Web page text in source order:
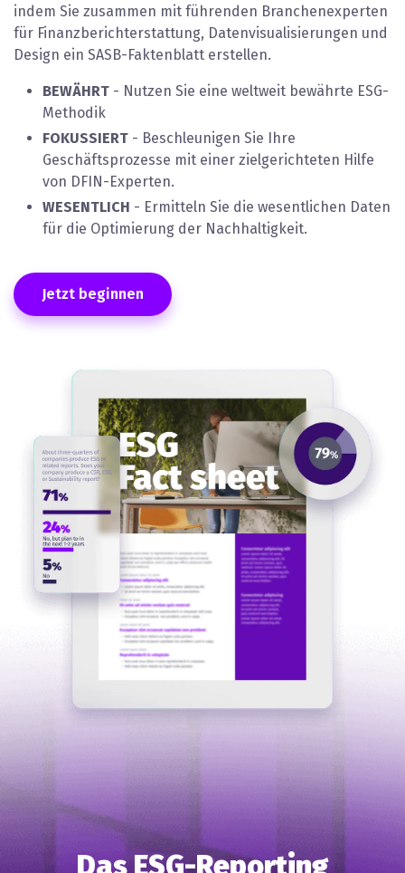
indem Sie zusammen mit führenden Branchenexperten
für Finanzberichterstattung, Datenvisualisierungen und
Design ein SASB-Faktenblatt erstellen.
BEWÄHRT - Nutzen Sie eine weltweit bewährte ESG-
Methodik
FOKUSSIERT - Beschleunigen Sie Ihre
Geschäftsprozesse mit einer zielgerichteten Hilfe
von DFIN-Experten.
WESENTLICH - Ermitteln Sie die wesentlichen Daten
für die Optimierung der Nachhaltigkeit.
Jetzt beginnen
Das ESG-Reporting